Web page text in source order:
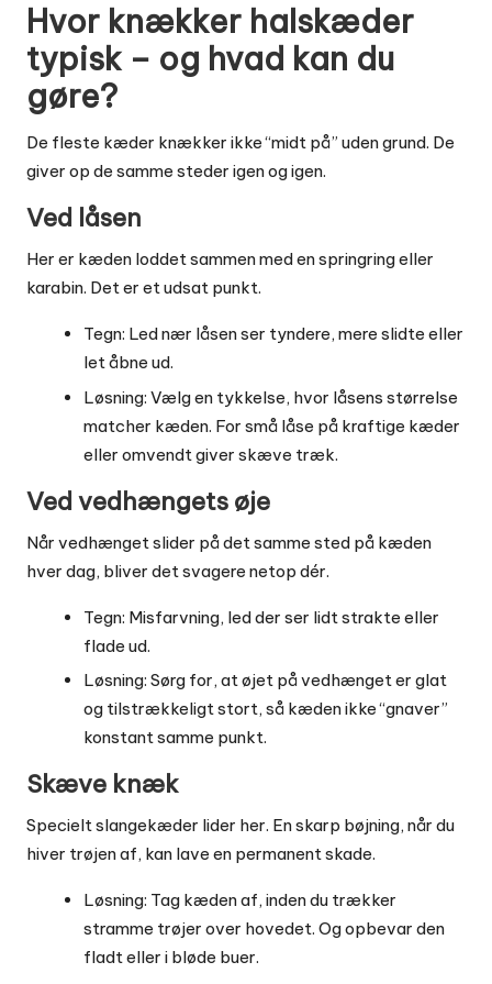
Hvor knækker halskæder
typisk – og hvad kan du
gøre?
De fleste kæder knækker ikke “midt på” uden grund. De
giver op de samme steder igen og igen.
Ved låsen
Her er kæden loddet sammen med en springring eller
karabin. Det er et udsat punkt.
Tegn: Led nær låsen ser tyndere, mere slidte eller
let åbne ud.
Løsning: Vælg en tykkelse, hvor låsens størrelse
matcher kæden. For små låse på kraftige kæder
eller omvendt giver skæve træk.
Ved vedhængets øje
Når vedhænget slider på det samme sted på kæden
hver dag, bliver det svagere netop dér.
Tegn: Misfarvning, led der ser lidt strakte eller
flade ud.
Løsning: Sørg for, at øjet på vedhænget er glat
og tilstrækkeligt stort, så kæden ikke “gnaver”
konstant samme punkt.
Skæve knæk
Specielt slangekæder lider her. En skarp bøjning, når du
hiver trøjen af, kan lave en permanent skade.
Løsning: Tag kæden af, inden du trækker
stramme trøjer over hovedet. Og opbevar den
fladt eller i bløde buer.